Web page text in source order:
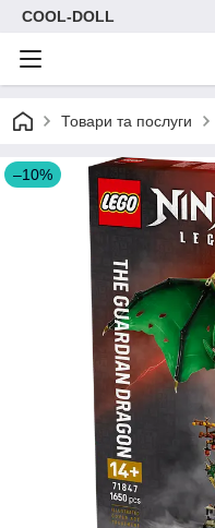
COOL-DOLL
Товари та послуги
–10%